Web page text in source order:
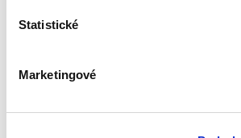
Statistické
Marketingové
aktuální polohu auta, počet